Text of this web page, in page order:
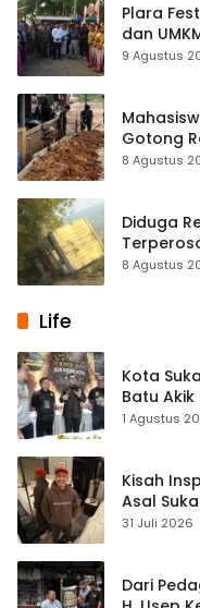
Plara
dan
9 Agustus
Gotong
Majelis
8 Agustus
Diduga
8 Agustus
Life
Kota
Batu
1 Agustus
Kisah
Asal
Streaming
31 Juli 2026
Dari